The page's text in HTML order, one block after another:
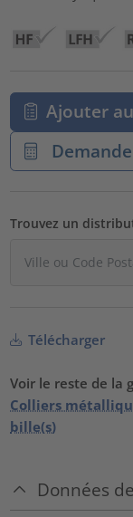
Ajouter
Trouvez un
Télécharger
Voir le reste de la
Colliers
bille(s)
Données